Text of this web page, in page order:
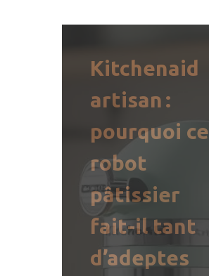
Kitchenaid
artisan :
pourquoi ce
robot
pâtissier
fait-il tant
d’adeptes